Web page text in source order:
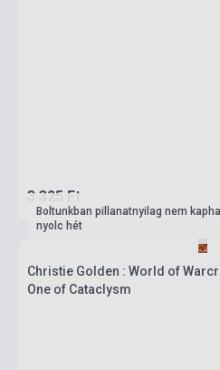
3 325 Ft
Boltunkban pillanatnyilag nem
nyolc hét
Christie Golden : World of
One of Cataclysm